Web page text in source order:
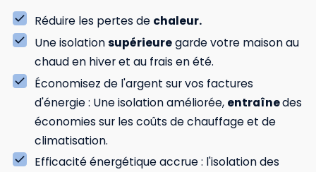
Réduire les pertes de chaleur.
Une isolationsupérieuregarde votre maison au
chaud en hiver et au frais en été.
Économisez de l'argent sur vos factures
d'énergie : Une isolation améliorée, entraînedes
économies sur les coûts de chauffage et de
climatisation.
Efficacité énergétique accrue : l'isolation des